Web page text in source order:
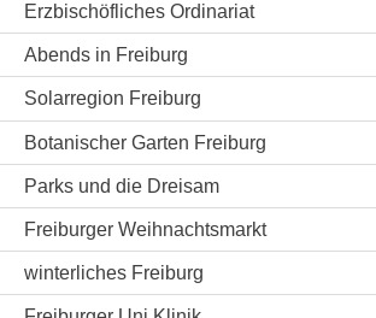
Erzbischöfliches Ordinariat
Abends in Freiburg
Solarregion Freiburg
Botanischer Garten Freiburg
Parks und die Dreisam
Freiburger Weihnachtsmarkt
winterliches Freiburg